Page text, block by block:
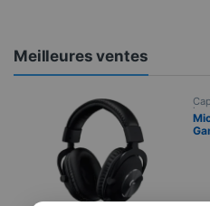
Meilleures ventes